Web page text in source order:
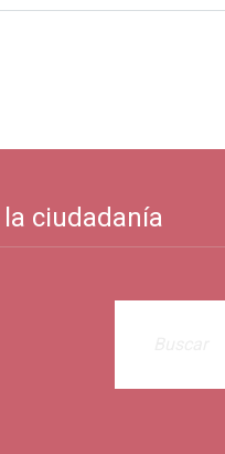
ciudadanía